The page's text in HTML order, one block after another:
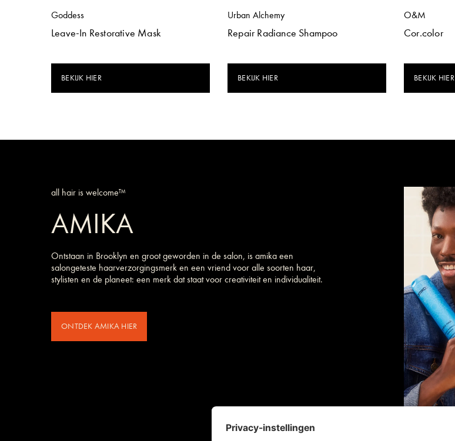
Goddess
Leave-In Restorative Mask
BEKIJK HIER
Urban Alchemy
Repair Radiance Shampoo
BEKIJK HIER
O&M
Cor.color
BEKIJK HIER
all hair is welcome™
AMIKA
Ontstaan in Brooklyn en groot geworden in de salon, is amika een
salongeteste haarverzorgings­merk en een vriend voor alle soorten haar,
stylisten en de planeet: een merk dat staat voor creativiteit en individualiteit.
ONTDEK AMIKA HIER